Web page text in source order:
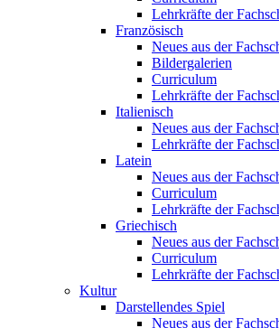
Lehrkräfte der
Französisch
Neues aus der
Bildergalerien
Curriculum
Lehrkräfte der
Italienisch
Neues aus der
Lehrkräfte der
Latein
Neues aus der
Curriculum
Lehrkräfte der
Griechisch
Neues aus der
Curriculum
Lehrkräfte der
Kultur
Darstellendes Spiel
Neues aus der